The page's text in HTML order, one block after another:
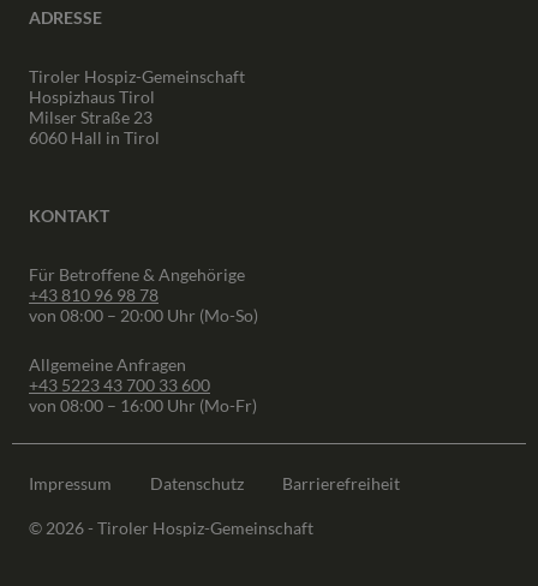
ADRESSE
Tiroler Hospiz-Gemeinschaft
Hospizhaus Tirol
Milser Straße 23
6060 Hall in Tirol
KONTAKT
Für Betroffene & Angehörige
+43 810 96 98 78
von 08:00 – 20:00 Uhr (Mo-So)
Allgemeine Anfragen
+43 5223 43 700 33 600
von 08:00 – 16:00 Uhr (Mo-Fr)
Impressum Datenschutz Barrierefreiheit
© 2026 - Tiroler Hospiz-Gemeinschaft